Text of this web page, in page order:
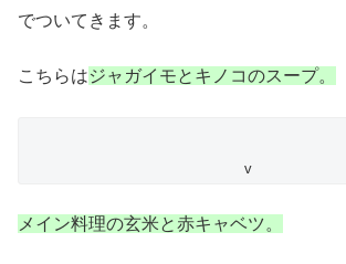
でついてきます。
こちらはジャガイモとキノコのスープ。
v
メイン料理の玄米と赤キャベツ。